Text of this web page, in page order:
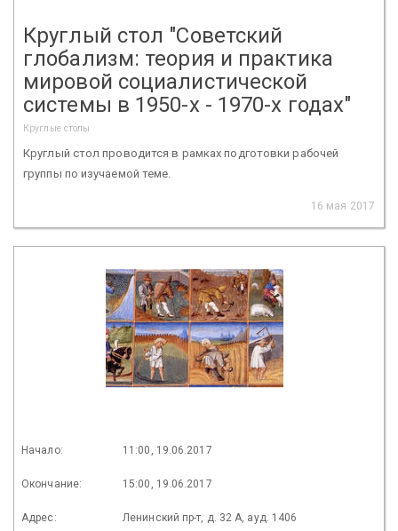
Круглый стол "Советский
глобализм: теория и практика
мировой социалистической
системы в 1950-х - 1970-х годах"
Круглые столы
Круглый стол проводится в рамках подготовки рабочей
группы по изучаемой теме.
16 мая 2017
Начало: 11:00, 19.06.2017
Окончание: 15:00, 19.06.2017
Адрес: Ленинский пр-т, д. 32 А, ауд. 1406